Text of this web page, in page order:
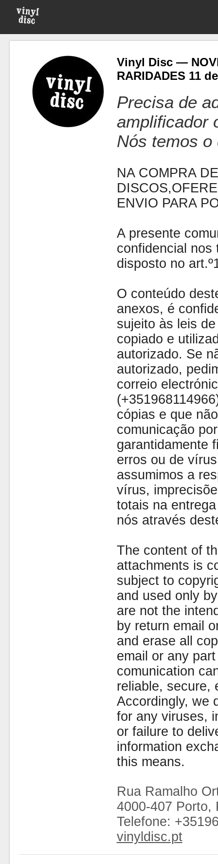
Vinyl Disc —
RARIDADES 11
Precisa de
amplificador
Nós temos o
NA COMPRA
ENVIO PARA
A presente
confidencial nos
disposto no
O conteúdo
anexos, é
sujeito às leis
copiado e
autorizado. Se
autorizado,
correio
cópias e que
comunicação
garantidamente
erros ou de
assumimos a
vírus,
totais na
nós através
The content of
attachments is
subject to
and used only
are not the
by return email
and erase all
email or any
comunication
reliable, secure,
Accordingly, we
for any viruses,
or failure to
information
this means.
Rua Ramalho
4000-407 Porto,
Telefone:
vinyldisc.pt